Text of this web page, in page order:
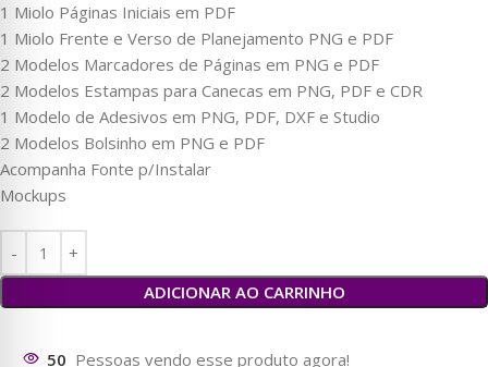
1 Miolo Páginas Iniciais em PDF
1 Miolo Frente e Verso de Planejamento PNG e PDF
2 Modelos Marcadores de Páginas em PNG e PDF
2 Modelos Estampas para Canecas em PNG, PDF e CDR
1 Modelo de Adesivos em PNG, PDF, DXF e Studio
2 Modelos Bolsinho em PNG e PDF
Acompanha Fonte p/Instalar
Mockups
ADICIONAR AO CARRINHO
129 Pessoas vendo esse produto agora!